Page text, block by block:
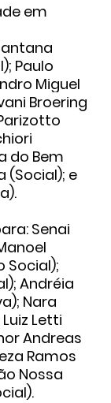
em
Paulo
Miguel
Broering
do Bem
(Social); e
Senai
Social);
Andréia
Nara
Letti
Andreas
Ramos
Nossa